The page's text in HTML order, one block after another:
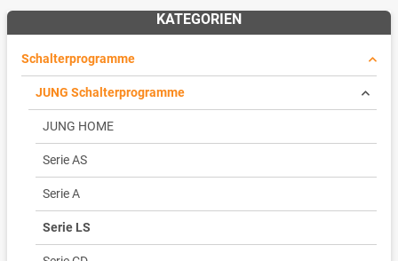
KATEGORIEN
Schalterprogramme
JUNG Schalterprogramme
JUNG HOME
Serie AS
Serie A
Serie LS